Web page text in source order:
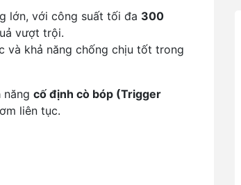
lớn, với công suất tối đa 300
vượt trội.
và khả năng chống chịu tốt trong
năng cố định cò bóp (Trigger
liên tục.